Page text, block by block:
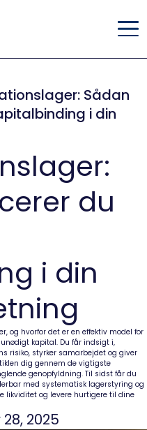
Sådan
i din
du
i din
og hvorfor det er en effektiv model for
kapital. Du får indsigt i,
risiko, styrker samarbejdet og giver
dig gennem de vigtigste
genopfyldning. Til sidst får du
med systematisk lagerstyring og
likviditet og levere hurtigere til dine
2025